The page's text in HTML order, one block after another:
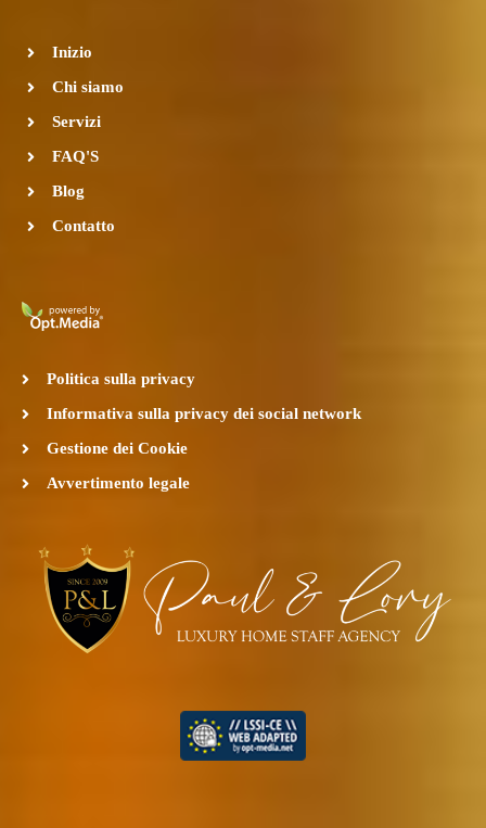
o
k
f
a
Inizio
Chi siamo
Servizi
FAQ'S
Blog
Contatto
Politica sulla privacy
Informativa sulla privacy dei social network
Gestione dei Cookie
Avvertimento legale